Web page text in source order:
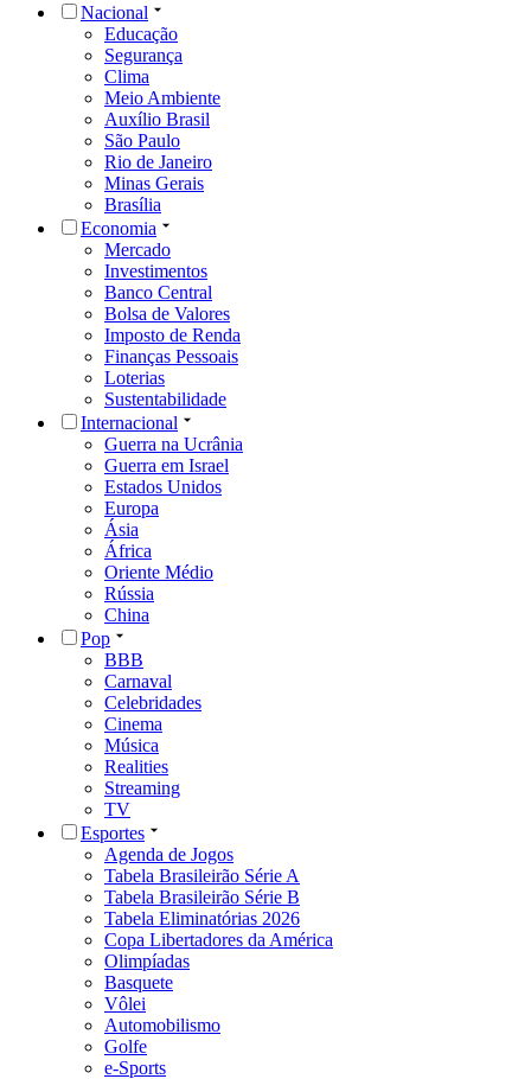
Nacional
Educação
Segurança
Clima
Meio Ambiente
Auxílio Brasil
São Paulo
Rio de Janeiro
Minas Gerais
Brasília
Economia
Mercado
Investimentos
Banco Central
Bolsa de Valores
Imposto de Renda
Finanças Pessoais
Loterias
Sustentabilidade
Internacional
Guerra na Ucrânia
Guerra em Israel
Estados Unidos
Europa
Ásia
África
Oriente Médio
Rússia
China
Pop
BBB
Carnaval
Celebridades
Cinema
Música
Realities
Streaming
TV
Esportes
Agenda de Jogos
Tabela Brasileirão Série A
Tabela Brasileirão Série B
Tabela Eliminatórias 2026
Copa Libertadores da América
Olimpíadas
Basquete
Vôlei
Automobilismo
Golfe
e-Sports